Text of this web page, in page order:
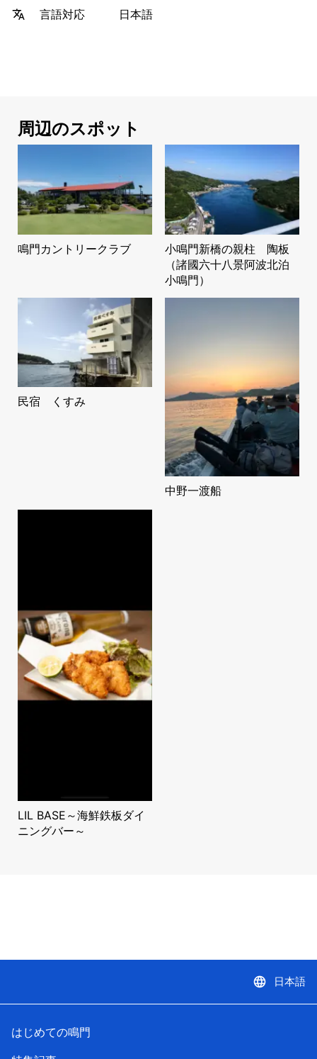
言語対応 日本語
周辺のスポット
鳴門カントリークラブ
小鳴門新橋の親柱 陶板
（諸國六十八景阿波北泊
小鳴門）
民宿 くすみ
中野一渡船
LIL BASE～海鮮鉄板ダイ
ニングバー～
language 日本語
はじめての鳴門